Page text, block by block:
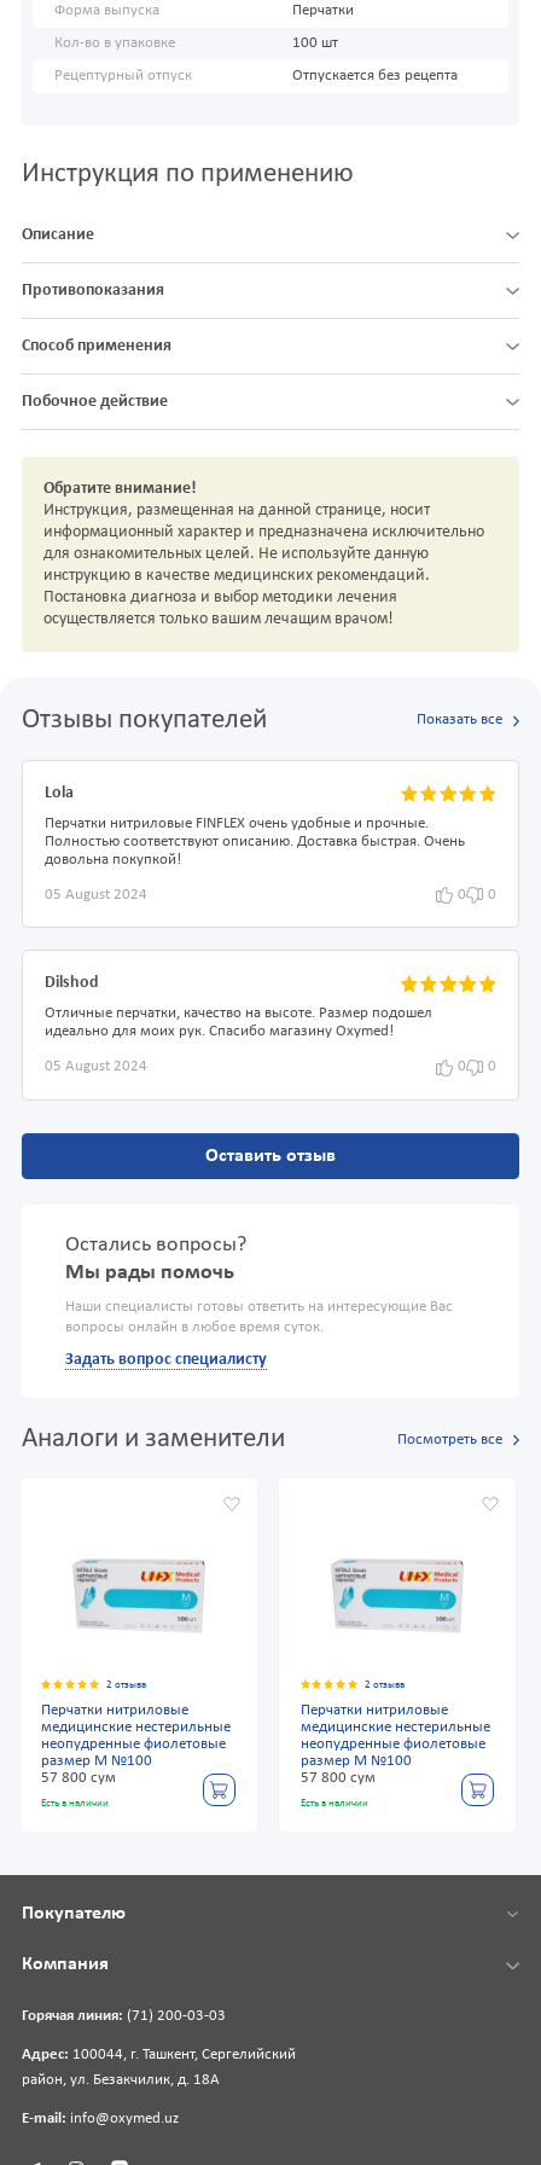
Форма выпуска Перчатки
Кол-во в упаковке 100 шт
Рецептурный отпуск Отпускается без рецепта
Инструкция по применению
Описание
Противопоказания
Способ применения
Побочное действие
Обратите внимание!
Инструкция, размещенная на данной странице, носит
информационный характер и предназначена исключительно
для ознакомительных целей. Не используйте данную
инструкцию в качестве медицинских рекомендаций.
Постановка диагноза и выбор методики лечения
осуществляется только вашим лечащим врачом!
Отзывы покупателей Показать все
Lola
Перчатки нитриловые FINFLEX очень удобные и прочные.
Полностью соответствуют описанию. Доставка быстрая. Очень
довольна покупкой!
05 August 2024 0 0
Dilshod
Отличные перчатки, качество на высоте. Размер подошел
идеально для моих рук. Спасибо магазину Oxymed!
05 August 2024 0 0
Оставить отзыв
Остались вопросы?
Мы рады помочь
Наши специалисты готовы ответить на интересующие Вас
вопросы онлайн в любое время суток.
Задать вопрос специалисту
Аналоги и заменители Посмотреть все
2 отзыва
Перчатки нитриловые
медицинские нестерильные
неопудренные фиолетовые
размер М №100
57 800 сум
Есть в наличии
2 отзыва
Перчатки нитриловые
медицинские нестерильные
неопудренные фиолетовые
размер М №100
57 800 сум
Есть в наличии
Горячая линия: (71) 200-03-03
Адрес: 100044, г. Ташкент, Сергелийский
район, ул. Безакчилик, д. 18А
E-mail: info@oxymed.uz
Покупателю
Компания